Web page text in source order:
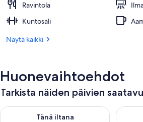
Ravintola
Kuntosali
Näytä kaikki
Huonevaihtoehdot
Tarkista näiden päivien
Tänä iltana
Tarkista tämän illan saatavuus elok. 9 -